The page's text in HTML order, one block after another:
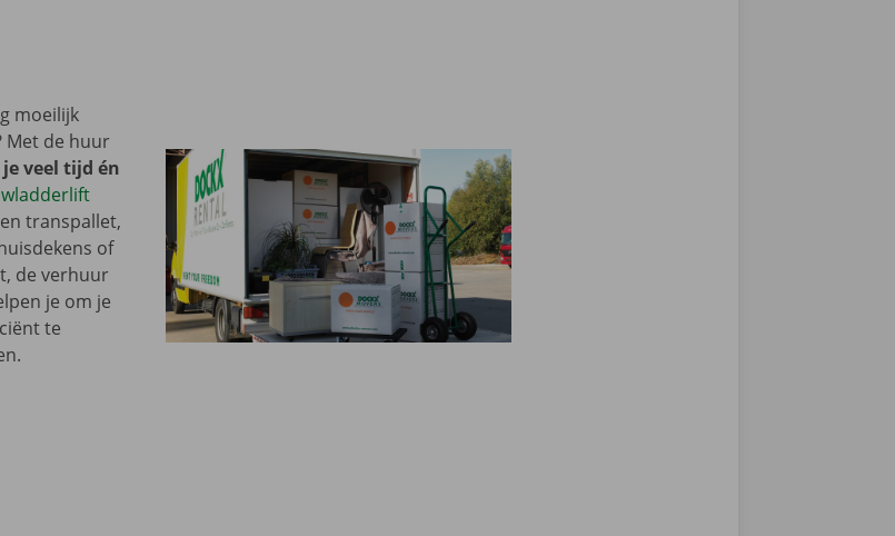
moeilijk
Met de huur
veel tijd én
transpallet,
of
de verhuur
je om je
te